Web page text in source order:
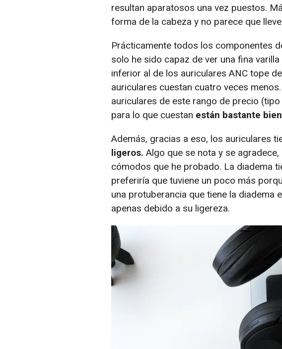
resultan aparatosos una vez puestos.
forma de la cabeza y no parece que
Prácticamente todos los componentes
solo he sido capaz de ver una fina
inferior al de los auriculares ANC tope
auriculares cuestan cuatro veces
auriculares de este rango de precio
para lo que cuestan están bastante
Además, gracias a eso, los auriculares
ligeros. Algo que se nota y se
cómodos que he probado. La diadema
preferiría que tuviene un poco más
una protuberancia que tiene la diadema
apenas debido a su ligereza.